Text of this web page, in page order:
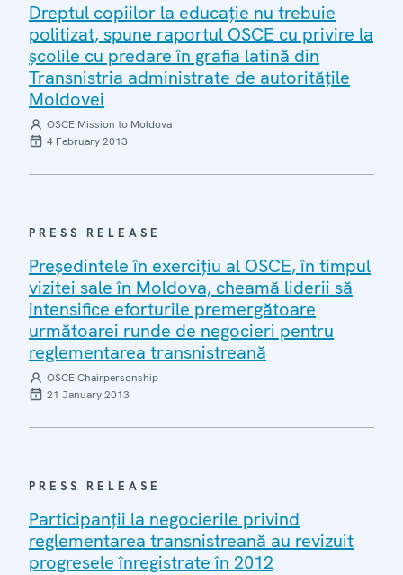
Dreptul copiilor la educaţie nu trebuie
politizat, spune raportul OSCE cu privire la
şcolile cu predare în grafia latină din
Transnistria administrate de autorităţile
Moldovei
OSCE Mission to Moldova
4 February 2013
PRESS RELEASE
Preşedintele în exerciţiu al OSCE, în timpul
vizitei sale în Moldova, cheamă liderii să
intensifice eforturile premergătoare
următoarei runde de negocieri pentru
reglementarea transnistreană
OSCE Chairpersonship
21 January 2013
PRESS RELEASE
Participanţii la negocierile privind
reglementarea transnistreană au revizuit
progresele înregistrate în 2012